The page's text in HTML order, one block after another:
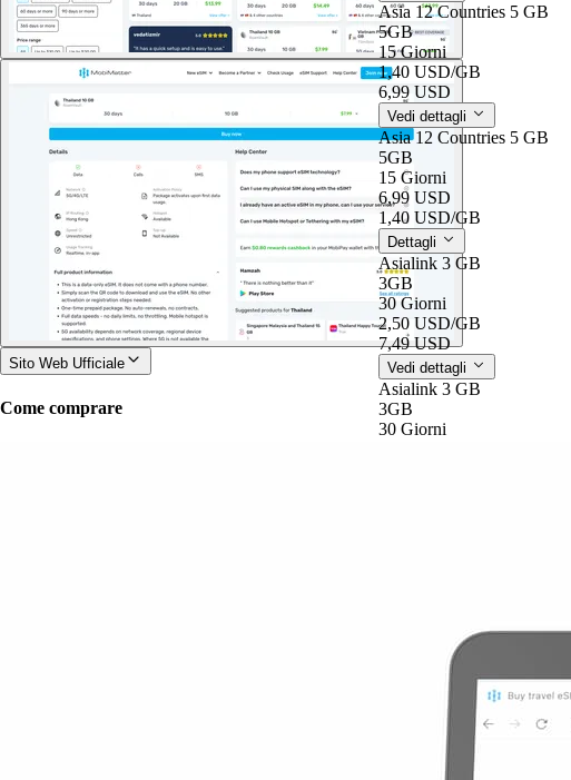
Sito Web Ufficiale
Asia 12 Countries 5 GB
5GB
15 Giorni
1,40 USD/GB
6,99 USD
Vedi dettagli
Asia 12 Countries 5 GB
5GB
15 Giorni
6,99 USD
1,40 USD/GB
Dettagli
Asialink 3 GB
3GB
30 Giorni
2,50 USD/GB
7,49 USD
Vedi dettagli
Asialink 3 GB
3GB
30 Giorni
Global Special 1 GB
7,49 USD
7,49 USD
/GB
Europe Asia and USA 3 GB
Come comprare